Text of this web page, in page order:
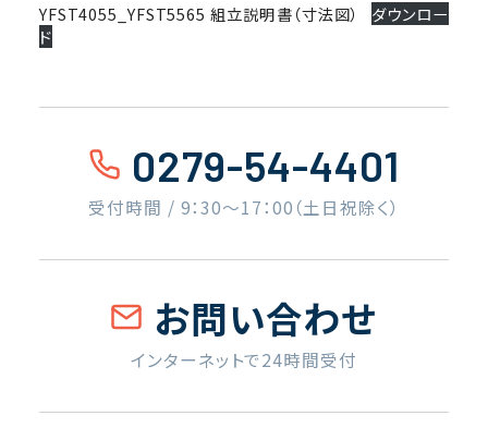
YFST4055_YFST5565 組立説明書（寸法図）
ダウンロー
ド
0279-54-4401
受付時間 / 9：30〜17：00（土日祝除く）
お問い合わせ
インターネットで24時間受付